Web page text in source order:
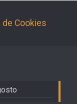
de Cookies